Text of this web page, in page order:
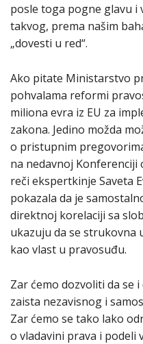
posle toga pogne glavu
takvog, prema našim
„dovesti u red“.
Ako pitate Ministarstvo
pohvalama reformi
miliona evra iz EU za
zakona. Jedino možda
o pristupnim
na nedavnoj
reči ekspertkinje Saveta
pokazala da je
direktnoj korelaciji sa
ukazuju da se strukovna
kao vlast u pravosuđu.
Zar ćemo dozvoliti da se
zaista nezavisnog i
Zar ćemo se tako lako
o vladavini prava i podeli